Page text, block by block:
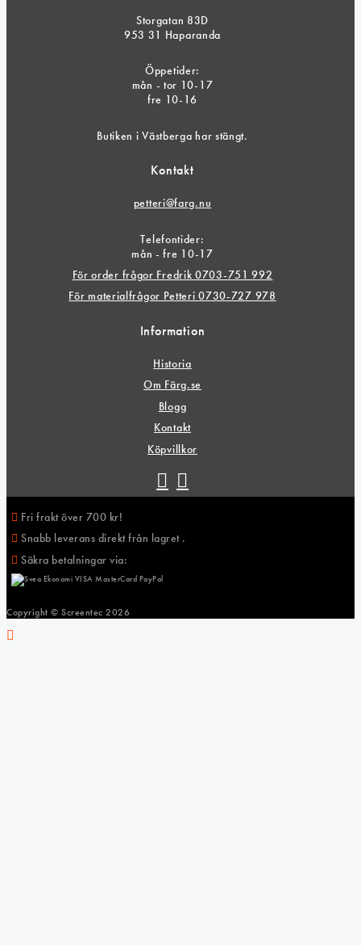
Storgatan 83D
953 31 Haparanda
Öppetider:
mån - tor 10-17
fre 10-16
Butiken i Västberga har stängt.
Kontakt
petteri@farg.nu
Telefontider:
mån - fre 10-17
För order frågor Fredrik 0703-751 992
För materialfrågor Petteri 0730-727 978
Information
Historia
Om Färg.se
Blogg
Kontakt
Köpvillkor
Fri frakt över 700 kr!
Snabb leverans direkt från lagret .
Säkra betalningar via:
Copyright © Screentec 2026